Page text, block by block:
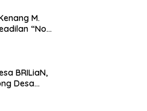
M.
“No
BRILiaN,
Desa